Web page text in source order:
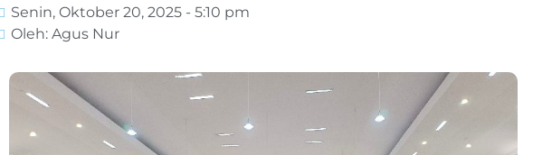
Senin, Oktober 20, 2025 - 5:10 pm
Oleh: Agus Nur